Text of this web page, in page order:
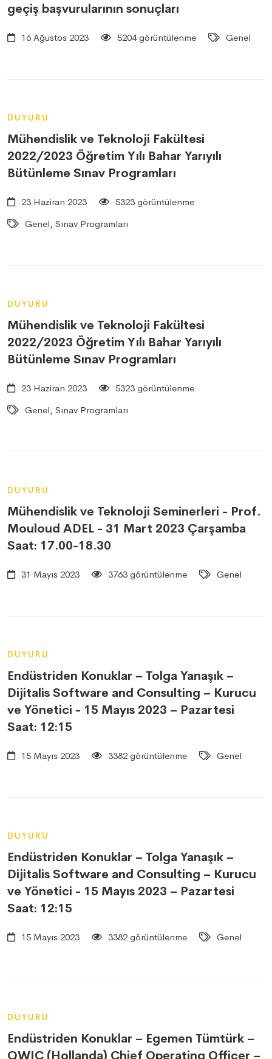
geçiş başvurularının sonuçları
16 Ağustos 2023 5204 görüntülenme Genel
DUYURU
Mühendislik ve Teknoloji Fakültesi
2022/2023 Öğretim Yılı Bahar Yarıyılı
Bütünleme Sınav Programları
23 Haziran 2023
5323 görüntülenme
Genel, Sınav Programları
DUYURU
Mühendislik ve Teknoloji Fakültesi
2022/2023 Öğretim Yılı Bahar Yarıyılı
Bütünleme Sınav Programları
23 Haziran 2023
5323 görüntülenme
Genel, Sınav Programları
DUYURU
Mühendislik ve Teknoloji Seminerleri - Prof.
Mouloud ADEL - 31 Mart 2023 Çarşamba
Saat: 17.00-18.30
31 Mayıs 2023 3763 görüntülenme Genel
DUYURU
Endüstriden Konuklar – Tolga Yanaşık –
Dijitalis Software and Consulting – Kurucu
ve Yönetici - 15 Mayıs 2023 – Pazartesi
Saat: 12:15
15 Mayıs 2023 3382 görüntülenme Genel
DUYURU
Endüstriden Konuklar – Tolga Yanaşık –
Dijitalis Software and Consulting – Kurucu
ve Yönetici - 15 Mayıs 2023 – Pazartesi
Saat: 12:15
15 Mayıs 2023 3382 görüntülenme Genel
DUYURU
Endüstriden Konuklar – Egemen Tümtürk –
QWIC (Hollanda) Chief Operating Officer –